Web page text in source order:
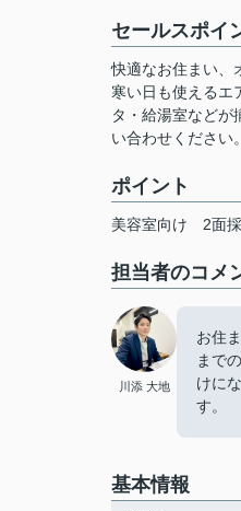
セールスポイ
快適なお住まい、
寒い日も使えるエ
タ・給湯室などが
い合わせください
ポイント
美容室向け 2面
担当者のコメ
川添 大地
お住
まで
けに
す。
基本情報